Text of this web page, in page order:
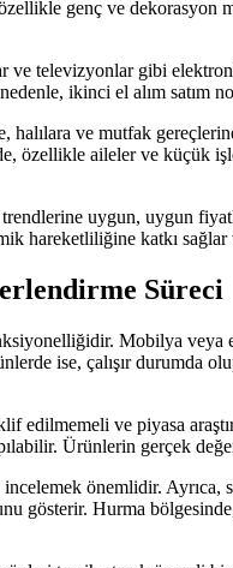
genç ve
ve televizyonlar gibi
ikinci el alım satım
ve mutfak
özellikle aileler ve küçük
uygun, uygun
hareketliliğine katkı sağlar
Süreci
Mobilya
ise, çalışır durumda
edilmemeli ve piyasa
Ürünlerin gerçek
önemlidir. Ayrıca,
gösterir. Hurma